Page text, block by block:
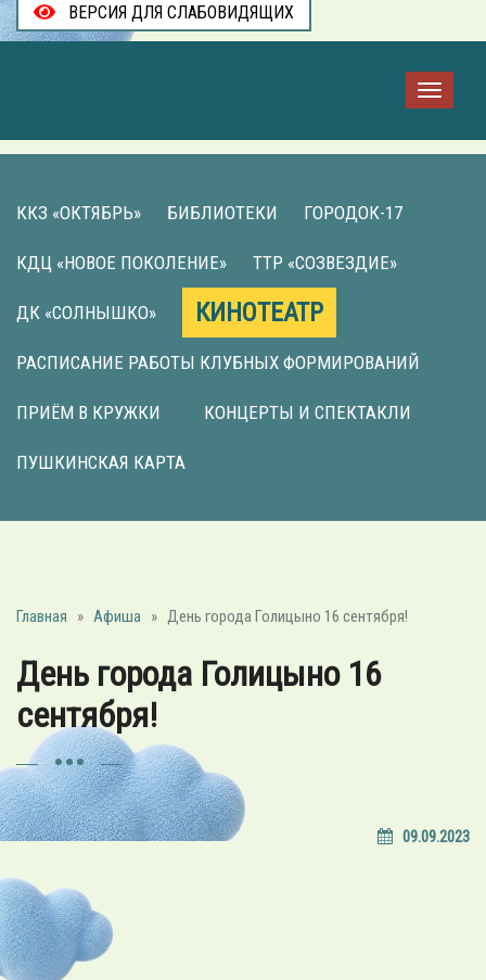
ВЕРСИЯ ДЛЯ СЛАБОВИДЯЩИХ
ККЗ «ОКТЯБРЬ» БИБЛИОТЕКИ ГОРОДОК-17
КДЦ «НОВОЕ ПОКОЛЕНИЕ» ТТР «СОЗВЕЗДИЕ»
ДК «СОЛНЫШКО» КИНОТЕАТР
РАСПИСАНИЕ РАБОТЫ КЛУБНЫХ ФОРМИРОВАНИЙ
ПРИЁМ В КРУЖКИ КОНЦЕРТЫ И СПЕКТАКЛИ
ПУШКИНСКАЯ КАРТА
Главная » Афиша » День города Голицыно 16 сентября!
День города Голицыно 16
сентября!
09.09.2023